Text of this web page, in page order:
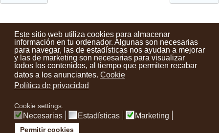
Este sitio web utiliza cookies para almacenar
información en tu ordenador. Algunas son necesarias
para navegar, las de estadísticas nos ayudan a mejorar
y las de marketing son necesarias para visualizar
todos los contenidos, al tiempo que permiten recabar
datos a los anunciantes. Cookie
Política de privacidad
Cookie settings:
Necesarias Estadísticas Marketing
Permitir cookies
Contactos Condiciones de uso Aviso legal
Noticias
Tu opinión cuenta